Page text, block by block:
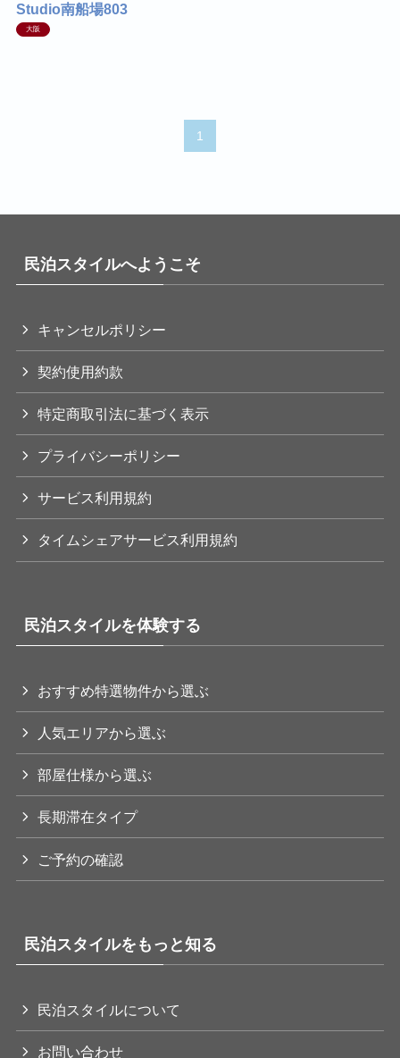
Studio南船場803
大阪
1
民泊スタイルへようこそ
キャンセルポリシー
契約使用約款
特定商取引法に基づく表示
プライバシーポリシー
サービス利用規約
タイムシェアサービス利用規約
民泊スタイルを体験する
おすすめ特選物件から選ぶ
人気エリアから選ぶ
部屋仕様から選ぶ
長期滞在タイプ
ご予約の確認
民泊スタイルをもっと知る
民泊スタイルについて
お問い合わせ